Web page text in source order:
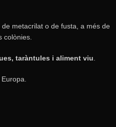
metacrilat o de fusta, a més de
colònies.
taràntules i aliment viu